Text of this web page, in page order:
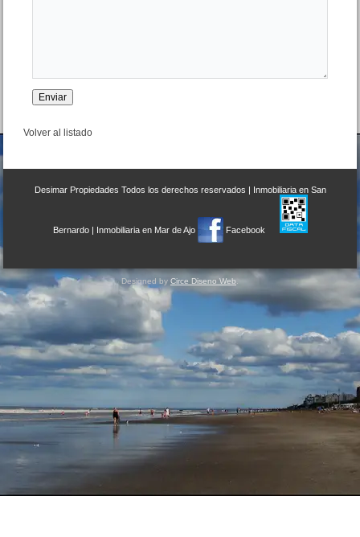
Volver al listado
Desimar Propiedades Todos los derechos reservados | Inmobiliaria en San
Bernardo| Inmobiliaria en Mar de Ajo Facebook
Designed by Circe Diseno Web